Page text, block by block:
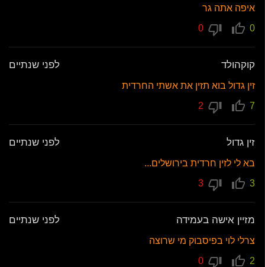
איפה אתה גר
0
קוקהולד לפני שנתיים
זין גדול בוא תזין את אשתי החרדית
7
זין גדול לפני שנתיים
בא לי לזין חרדית בירושלים...
3
מזיין אישה בעמידה לפני שנתיים
צרלי לוי בפיסבוק מי שרוצה
2